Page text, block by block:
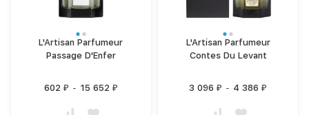
L'Artisan Parfumeur
Passage D'Enfer
602 ₽ - 15 652 ₽
L'Artisan Parfumeur
Contes Du Levant
3 096₽ - 4 386₽